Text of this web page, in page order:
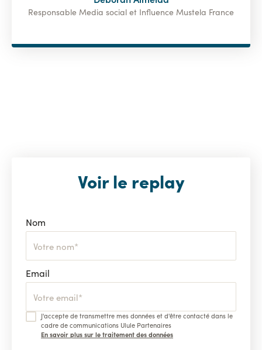
Responsable Media social et Influence Mustela France
Voir le replay
Nom
Email
J'accepte de transmettre mes données et d'être contacté dans le
cadre de communications Ulule Partenaires
En savoir plus sur le traitement des données